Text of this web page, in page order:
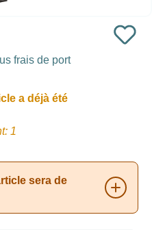
frais de port
a déjà été
1
sera de